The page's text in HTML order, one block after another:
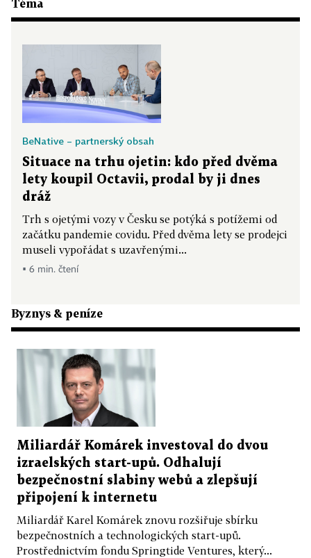
Téma
BeNative – partnerský obsah
Situace na trhu ojetin: kdo před dvěma
lety koupil Octavii, prodal by ji dnes
dráž
Trh s ojetými vozy v Česku se potýká s potížemi od
začátku pandemie covidu. Před dvěma lety se prodejci
museli vypořádat s uzavřenými...
▪ 6 min. čtení
Byznys & peníze
Miliardář Komárek investoval do dvou
izraelských start-upů. Odhalují
bezpečnostní slabiny webů a zlepšují
připojení k internetu
Miliardář Karel Komárek znovu rozšiřuje sbírku
bezpečnostních a technologických start-upů.
Prostřednictvím fondu Springtide Ventures, který...